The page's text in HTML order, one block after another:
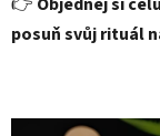
👉 Objednej si
posuň svůj rituál